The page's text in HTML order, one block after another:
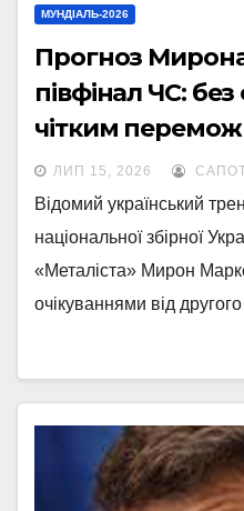
МУНДІАЛЬ-2026
Прогноз
півфінал ЧС:
чітким
ЛИП 15, 2026
Відомий український
національної збірної
«Металіста» Мирон
очікуваннями від